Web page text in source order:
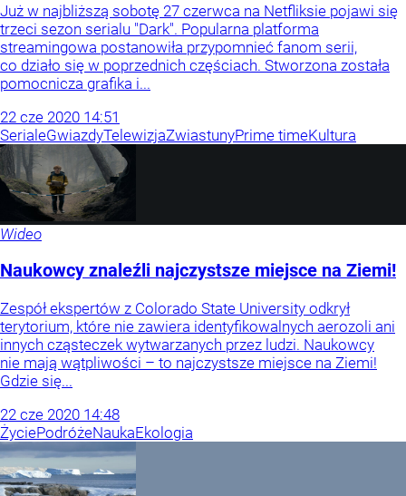
Już w najbliższą sobotę 27 czerwca na Netfliksie pojawi się
trzeci sezon serialu "Dark". Popularna platforma
streamingowa postanowiła przypomnieć fanom serii,
co działo się w poprzednich częściach. Stworzona została
pomocnicza grafika i...
22 cze 2020 14:51
SerialeGwiazdyTelewizjaZwiastunyPrime timeKultura
Wideo
Naukowcy znaleźli najczystsze miejsce na Ziemi!
Zespół ekspertów z Colorado State University odkrył
terytorium, które nie zawiera identyfikowalnych aerozoli ani
innych cząsteczek wytwarzanych przez ludzi. Naukowcy
nie mają wątpliwości – to najczystsze miejsce na Ziemi!
Gdzie się...
22 cze 2020 14:48
ŻyciePodróżeNaukaEkologia